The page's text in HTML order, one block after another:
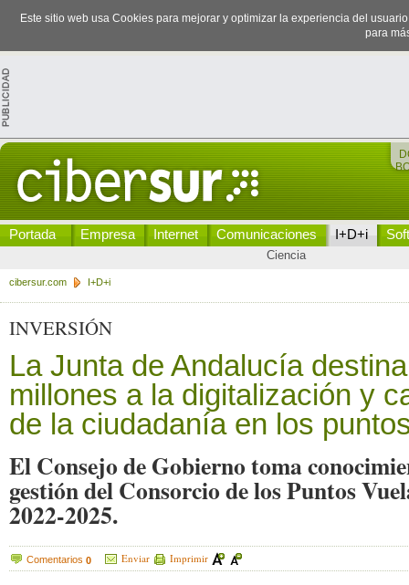
Este sitio web usa Cookies para mejorar y optimizar la experiencia del
para
Portada Empresa Internet Comunicaciones I+D+i
Ciencia
cibersur.com I+D+i
INVERSIÓN
La Junta de Andalucía
millones a la digitalización y
de la ciudadanía en los
El Consejo de Gobierno toma
gestión del Consorcio de los Puntos
2022-2025.
Comentarios 0 Enviar Imprimir